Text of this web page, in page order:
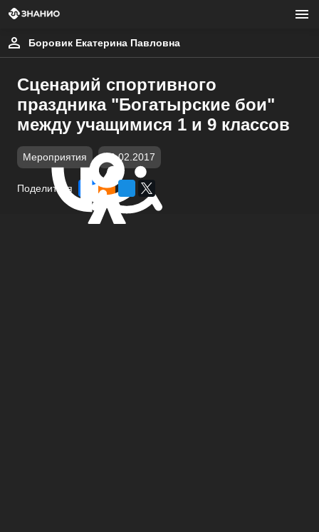
Боровик Екатерина Павловна
Сценарий спортивного
праздника "Богатырские бои"
между учащимися 1 и 9 классов
Мероприятия 12.02.2017
Поделиться